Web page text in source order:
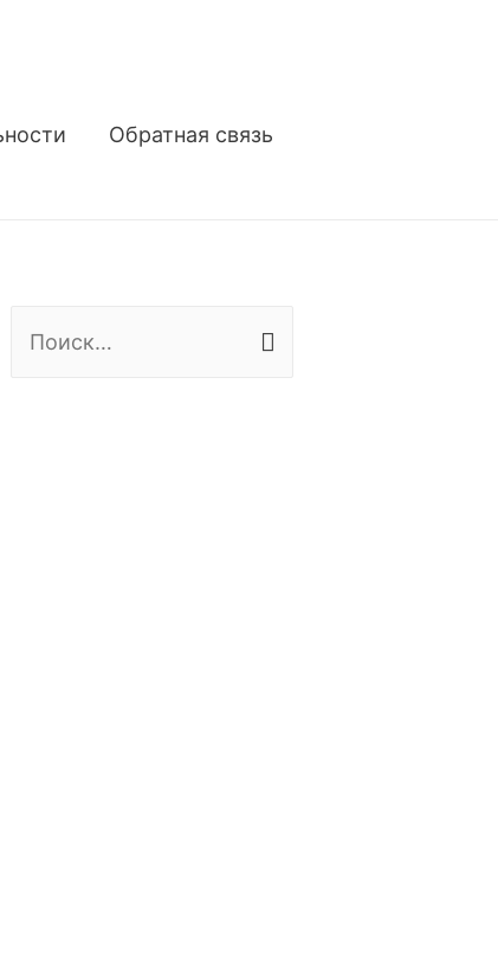
Обратная связь